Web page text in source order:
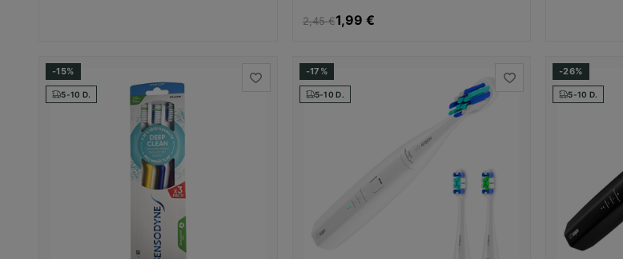
2,45 €1,99 €
-15%
5-10 D.
-17%
5-10 D.
-26%
5-10 D.